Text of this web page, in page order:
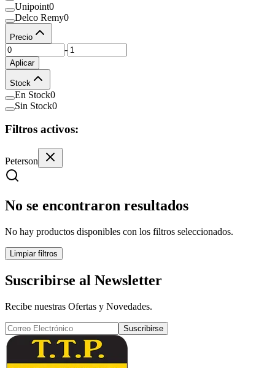
Unipoint0
Delco Remy0
Precio
-
Aplicar
Stock
En Stock0
Sin Stock0
Filtros activos:
Peterson
No se encontraron resultados
No hay productos disponibles con los filtros seleccionados.
Limpiar filtros
Suscribirse al Newsletter
Recibe nuestras Ofertas y Novedades.
Suscribirse